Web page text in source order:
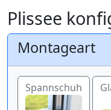
Plissee
Montageart
Spannschuh